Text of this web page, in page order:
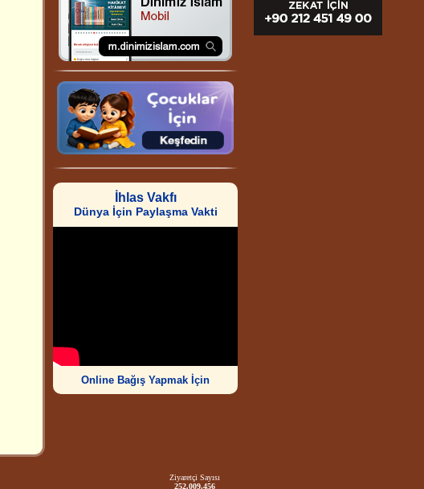
İhlas Vakfı
Dünya İçin Paylaşma Vakti
Online Bağış Yapmak İçin
Ziyaretçi Sayısı
252.009.456